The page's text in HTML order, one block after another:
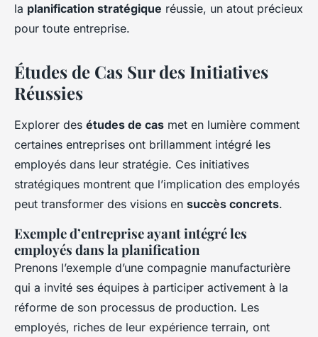
la planification stratégique réussie, un atout précieux
pour toute entreprise.
Études de Cas Sur des Initiatives
Réussies
Explorer des études de cas met en lumière comment
certaines entreprises ont brillamment intégré les
employés dans leur stratégie. Ces initiatives
stratégiques montrent que l’implication des employés
peut transformer des visions en succès concrets.
Exemple d’entreprise ayant intégré les
employés dans la planification
Prenons l’exemple d’une compagnie manufacturière
qui a invité ses équipes à participer activement à la
réforme de son processus de production. Les
employés, riches de leur expérience terrain, ont